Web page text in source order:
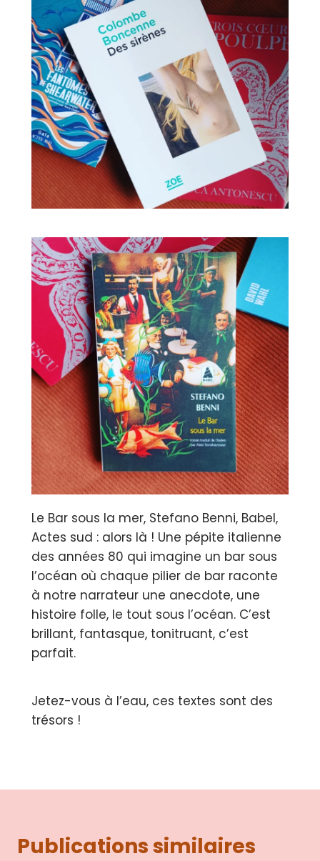
Le Bar sous la mer, Stefano Benni, Babel,
Actes sud : alors là ! Une pépite italienne
des années 80 qui imagine un bar sous
l’océan où chaque pilier de bar raconte
à notre narrateur une anecdote, une
histoire folle, le tout sous l’océan. C’est
brillant, fantasque, tonitruant, c’est
parfait.
Jetez-vous à l’eau, ces textes sont des
trésors !
Publications similaires